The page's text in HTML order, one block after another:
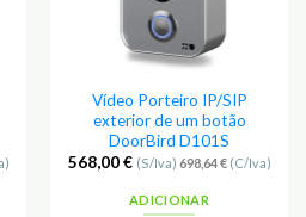
Vídeo Porteiro IP/SIP
exterior de um botão
DoorBird D101S
568,00€ (S/Iva) 698,64€(C/Iva)
ADICIONAR